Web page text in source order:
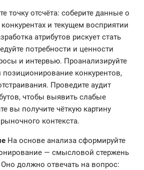
точку отсчёта: соберите данные о
и текущем восприятии
атрибутов рискует стать
потребности и ценности
и интервью. Проанализируйте
конкурентов,
Проведите аудит
чтобы выявить слабые
вы получите чёткую картину
контекста.
На основе анализа сформируйте
— смысловой стержень
Оно должно отвечать на вопрос: